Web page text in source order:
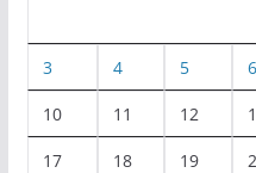
3 4 5 6
10 11 12
17 18 19